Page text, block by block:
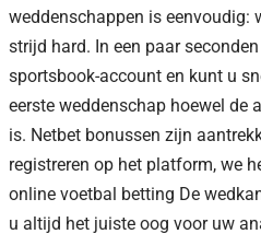
weddenschappen is eenvoudig:
strijd hard. In een paar
sportsbook-account en kunt u
eerste weddenschap hoewel de
is. Netbet bonussen zijn
registreren op het platform, we
online voetbal betting De
u altijd het juiste oog voor uw